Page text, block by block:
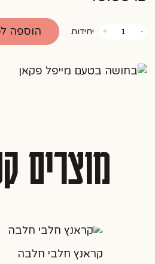
-של
פקאן
+ יחידות הוספה
מוצרים
קראנץ חלבי חלבה